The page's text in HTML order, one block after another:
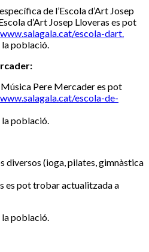
de l’Escola d’Art Josep
d’Art Josep Lloveras es pot
escola-dart.
població.
Pere Mercader es pot
escola-de-
població.
diversos (ioga, pilates, gimnàstica
es pot trobar actualitzada a
població.